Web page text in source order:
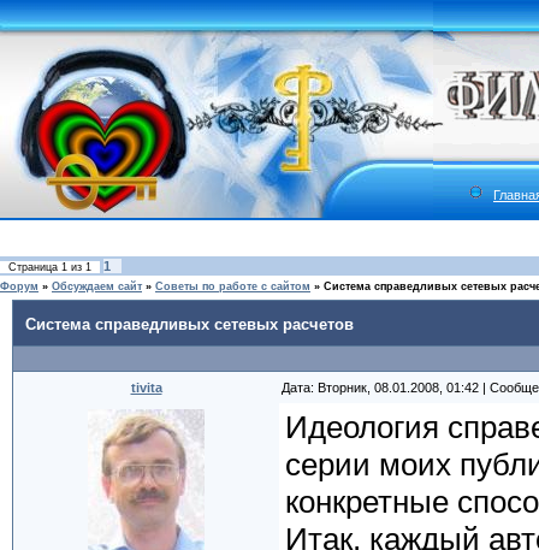
Страница 1 из 1 1
Форум » Обсуждаем сайт » Советы по работе с сайтом » Система справедливых сетевых
Система справедливых сетевых расчетов
tivita Дата: Вторник, 08.01.2008, 01:42 |
Идеология
серии моих
конкретные
Итак, каждый